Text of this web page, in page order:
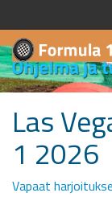
Las
1 2026
Vapaat